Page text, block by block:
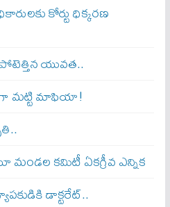
కోర్టు ధిక్కరణ
యువత..
మట్టి మాఫియా!
మండల కమిటీ ఏకగ్రీవ ఎన్నిక
డాక్టరేట్..